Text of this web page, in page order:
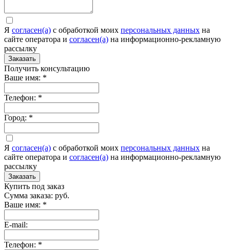
Я согласен(а) c обработкой моих персональных данных на
сайте оператора и согласен(а) на информационно-рекламную
рассылку
Заказать
Получить консультацию
Ваше имя: *
Телефон: *
Город: *
Я согласен(а) c обработкой моих персональных данных на
сайте оператора и согласен(а) на информационно-рекламную
рассылку
Заказать
Купить под заказ
Сумма заказа: руб.
Ваше имя: *
E-mail:
Телефон: *